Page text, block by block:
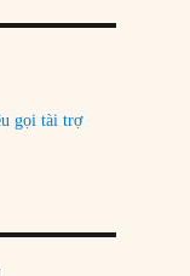
gọi tài trợ